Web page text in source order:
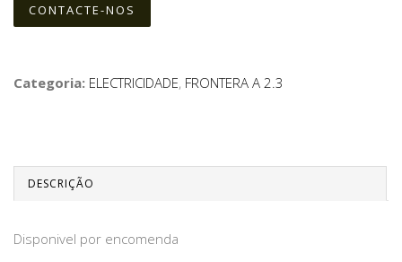
CONTACTE-NOS
Categoria: ELECTRICIDADE, FRONTERA A 2.3
DESCRIÇÃO
Disponivel por encomenda